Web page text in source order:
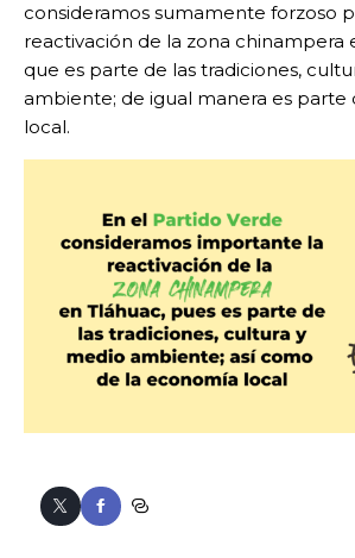
consideramos sumamente forzoso
reactivación de la zona chinampera
que es parte de las tradiciones,
ambiente; de igual manera es parte
local.